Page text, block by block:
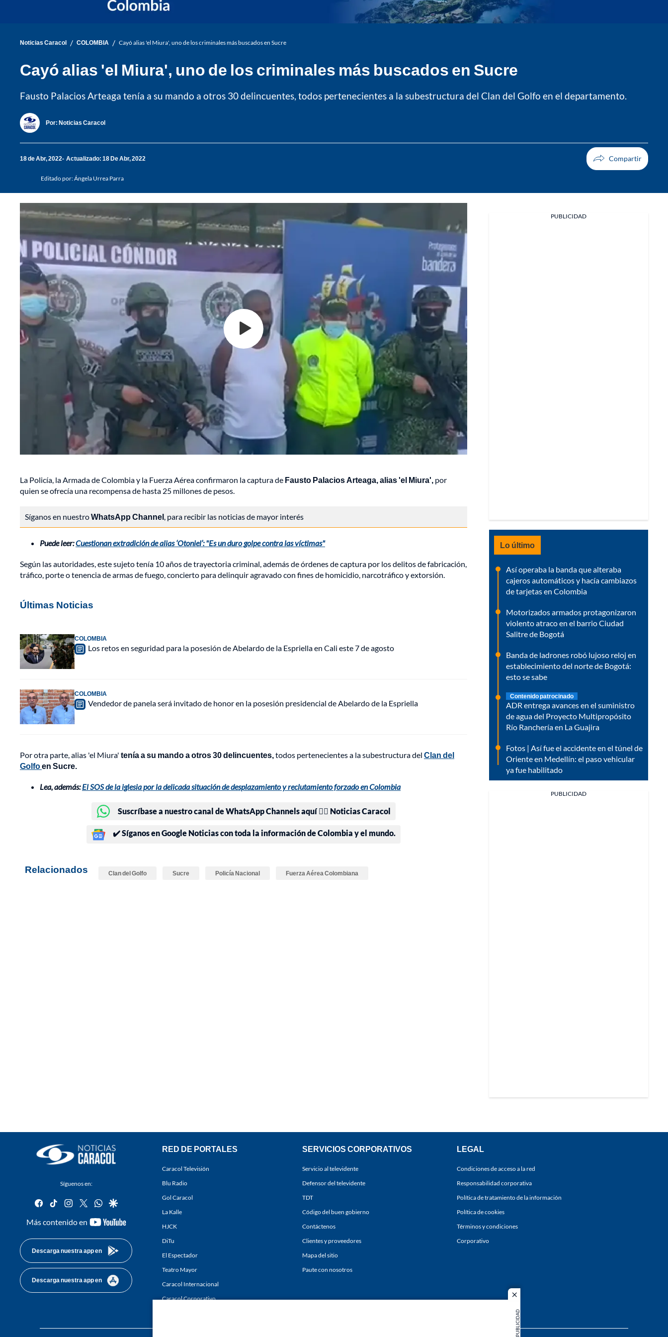
close
PUBLICIDAD
Noticias Caracol / COLOMBIA / Cayó alias 'el Miura', uno de los criminales más buscados en Sucre
Cayó alias 'el Miura', uno de los criminales más buscados en Sucre
Fausto Palacios Arteaga tenía a su mando a otros 30 delincuentes, todos pertenecientes a la subestructura del Clan del Golfo en el departamento.
Por: Noticias Caracol
18 de Abr, 2022 Actualizado: 18 De Abr, 2022
Editado por:Ángela Urrea Parra
La Policía, la Armada de Colombia y la Fuerza Aérea confirmaron la captura de Fausto Palacios Arteaga, alias 'el Miura', por
quien se ofrecía una recompensa de hasta 25 millones de pesos.
Síganos en nuestroWhatsApp Channel, para recibir las noticias de mayor interés
Puede leer:Cuestionan extradición de alias ‘Otoniel’: "Es un duro golpe contra las víctimas"
Según las autoridades, este sujeto tenía 10 años de trayectoria criminal, además de órdenes de captura por los delitos de fabricación,
tráfico, porte o tenencia de armas de fuego, concierto para delinquir agravado con fines de homicidio, narcotráfico y extorsión.
Últimas Noticias
COLOMBIA
Los retos en seguridad para la posesión de Abelardo de la Espriella en Cali este 7 de agosto
COLOMBIA
Vendedor de panela será invitado de honor en la posesión presidencial de Abelardo de la Espriella
Por otra parte, alias 'el Miura' tenía a su mando a otros 30 delincuentes,todos pertenecientes a la subestructura del Clan del
Golfoen Sucre.
Lea, además:El SOS de la iglesia por la delicada situación de desplazamiento y reclutamiento forzado en Colombia
Suscríbase a nuestro canal de WhatsApp Channels aquí 👉🏻 Noticias Caracol
✔️ Síganos en Google Noticias con toda la información de Colombia y el mundo.
Relacionados Clan del Golfo Sucre Policía Nacional Fuerza Aérea Colombiana
PUBLICIDAD
Lo último
Así operaba la banda que alteraba
cajeros automáticos y hacía cambiazos
de tarjetas en Colombia
Motorizados armados protagonizaron
violento atraco en el barrio Ciudad
Salitre de Bogotá
Banda de ladrones robó lujoso reloj en
establecimiento del norte de Bogotá:
esto se sabe
Contenido patrocinado
ADR entrega avances en el suministro
de agua del Proyecto Multipropósito
Río Ranchería en La Guajira
Fotos | Así fue el accidente en el túnel de
Oriente en Medellín: el paso vehicular
ya fue habilitado
PUBLICIDAD
Síguenos en:
facebook
tiktok instagram
twitterwhatsapp
google
Más contenido en
youtube-
Descarga nuestra app en
Descarga nuestra app en
RED DE PORTALES
Caracol Televisión
Blu Radio
Gol Caracol
La Kalle
HJCK
DiTu
El Espectador
Teatro Mayor
Caracol Internacional
Caracol Corporativo
SERVICIOS CORPORATIVOS
Servicio al televidente
Defensor del televidente
TDT
Código del buen gobierno
Contáctenos
Clientes y proveedores
Mapa del sitio
Paute con nosotros
LEGAL
Condiciones de acceso a la red
Responsabilidad corporativa
Política de tratamiento de la información
Política de cookies
Términos y condiciones
Corporativo